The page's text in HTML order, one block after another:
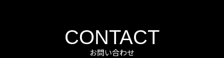
CONTACT
お問い合わせ